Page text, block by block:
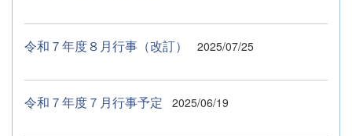
令和７年度８月行事（改訂） 2025/07/25
令和７年度７月行事予定 2025/06/19